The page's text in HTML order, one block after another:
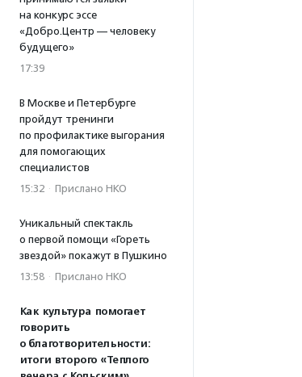
на конкурс эссе
«Добро.Центр — человеку
будущего»
17:39
В Москве и Петербурге
пройдут тренинги
по профилактике выгорания
для помогающих
специалистов
15:32 · Прислано НКО
Уникальный спектакль
о первой помощи «Гореть
звездой» покажут в Пушкино
13:58 · Прислано НКО
Как культура помогает
говорить
о благотворительности:
итоги второго «Теплого